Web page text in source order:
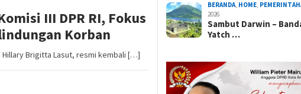
III DPR RI, Fokus
Korban
Hillary Brigitta Lasut, resmi kembali […]
BERANDA, HOME,
2026
Sambut Darwin –
Yatch …